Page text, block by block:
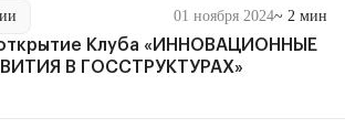
01 ноября 2024~ 2 мин
Клуба «ИННОВАЦИОННЫЕ
В ГОССТРУКТУРАХ»